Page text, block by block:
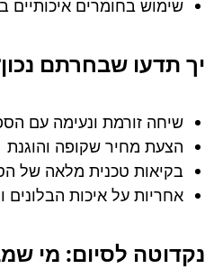
שימוש בחומרים איכותיים
תדעו שבחרתם
שיחה זורמת ונעימה עם
הצעת מחיר שקופה והוגנת
בקיאות טכנית מלאה של
אחריות על איכות הבלונים
לסיום: מי